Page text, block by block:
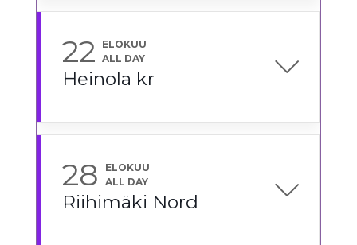
22
ELOKUU
ALL DAY
Heinola kr
28
ELOKUU
ALL DAY
Riihimäki Nord